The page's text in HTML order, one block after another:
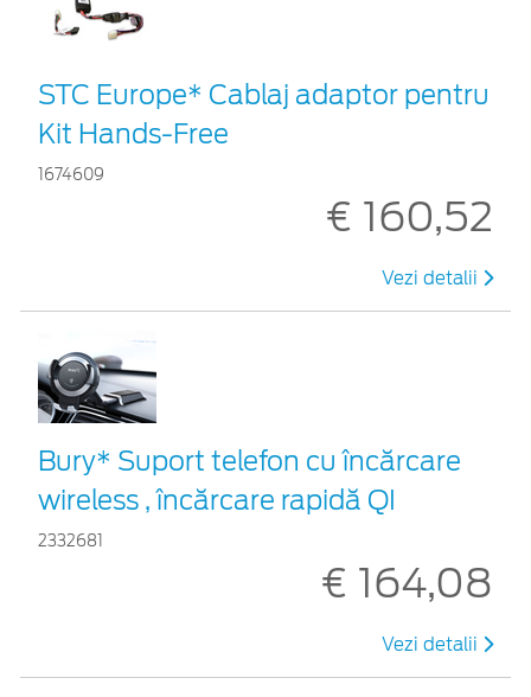
STC Europe* Cablaj adaptor pentru
Kit Hands-Free
1674609
€ 160,52
Vezi detalii
Bury* Suport telefon cu încărcare
wireless , încărcare rapidă QI
2332681
€ 164,08
Vezi detalii